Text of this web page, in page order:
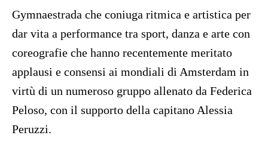
Gymnaestrada che coniuga ritmica e artistica per
dar vita a performance tra sport, danza e arte con
coreografie che hanno recentemente meritato
applausi e consensi ai mondiali di Amsterdam in
virtù di un numeroso gruppo allenato da Federica
Peloso, con il supporto della capitano Alessia
Peruzzi.